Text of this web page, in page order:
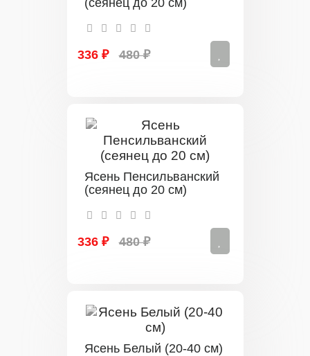
(сеянец до 20 см)
336 ₽ 480 ₽
Ясень Пенсильванский
(сеянец до 20 см)
336 ₽ 480 ₽
Ясень Белый (20-40 см)